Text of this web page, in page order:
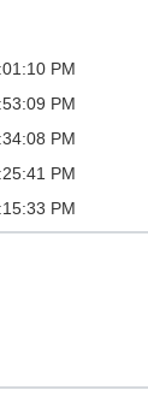
PM
PM
PM
PM
PM